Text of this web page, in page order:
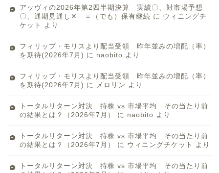
アッヴィの2026年第2四半期決算 実績〇、対市場予想
〇、通期見通し✕ ＝（でも）保有継続 に ウィニングチ
ケット
より
フィリップ・モリスより配当受領 昨年並みの増配（率）
を期待(2026年7月) に naobito より
フィリップ・モリスより配当受領 昨年並みの増配（率）
を期待(2026年7月) に メロリン より
トータルリターン対決 持株 vs 市場平均 その当たり前
の結果とは？（2026年7月）
に naobito より
トータルリターン対決 持株 vs 市場平均 その当たり前
の結果とは？（2026年7月）
に ウィニングチケット より
トータルリターン対決 持株 vs 市場平均 その当たり前